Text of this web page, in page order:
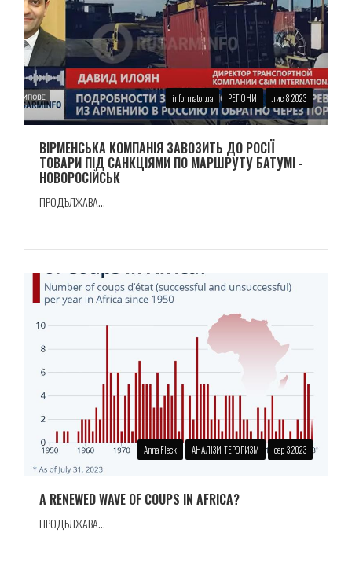
informator.ua РЕГІОНИ лис 8 2023
ВIРМЕНСЬКА КОМПАНIЯ ЗАВОЗИТЬ ДО РОСІЇ
ТОВАРИ ПIД САНКЦIЯМИ ПО МАРШРУТУ БАТУМI -
НОВОРОСIЙСЬК
ПРОДЪЛЖАВА...
Anna Fleck АНАЛІЗИ, ТЕРОРИЗМ сер 3 2023
A RENEWED WAVE OF COUPS IN AFRICA?
ПРОДЪЛЖАВА...